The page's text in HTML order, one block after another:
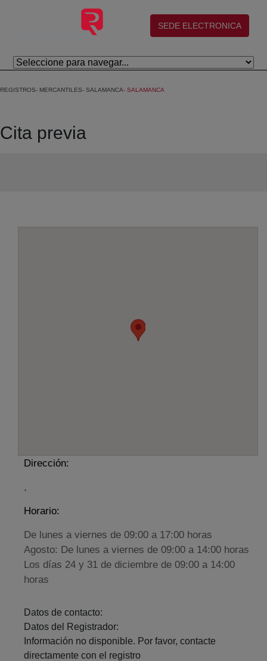
Saltar al contenido principal
(abre en nueva ventana)
SEDE ELECTRONICA
REGISTROS MERCANTILES SALAMANCA SALAMANCA
Cita previa
Dirección:
,
Horario:
De lunes a viernes de 09:00 a 17:00 horas
Agosto: De lunes a viernes de 09:00 a 14:00 horas
Los días 24 y 31 de diciembre de 09:00 a 14:00
horas
Datos de contacto:
Datos del Registrador:
Información no disponible. Por favor, contacte
directamente con el registro